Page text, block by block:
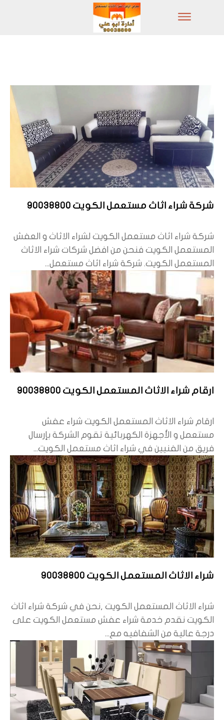
شركة شراء اثاث مستعمل الكويت 90038800
شركة شراء اثاث مستعمل الكويت لشراء الاثاث و العفش
المستعمل الكويت فنحن من افضل شركات شراء الاثاث
المستعمل الكويت. شركة شراء اثاث مستعمل...
ارقام شراء الاثاث المستعمل الكويت 90038800
ارقام شراء الاثاث المستعمل الكويت شراء عفش
مستعمل و الأجهزة الكهربائية تقوم الشركة بإرسال
فريق من الفنيين في شراء اثاث مستعمل الكويت...
شراء الاثاث المستعمل الكويت 90038800
شراء الاثاث المستعمل الكويت ,نحن في شركة شراء اثاث
الكويت نقدم خدمة شراء عفش مستعمل الكويت على
درجة عالية من الشفافيه مع...